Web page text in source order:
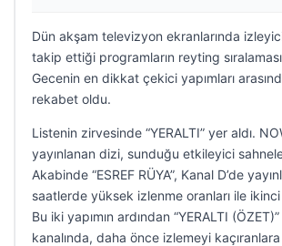
Dün akşam televizyon ekranlarında
takip ettiği programların reyting
Gecenin en dikkat çekici yapımları
rekabet oldu.
Listenin zirvesinde “YERALTI” yer aldı.
yayınlanan dizi, sunduğu etkileyici
Akabinde “ESREF RÜYA”, Kanal D’de
saatlerde yüksek izlenme oranları ile
Bu iki yapımın ardından “YERALTI
kanalında, daha önce izlemeyi